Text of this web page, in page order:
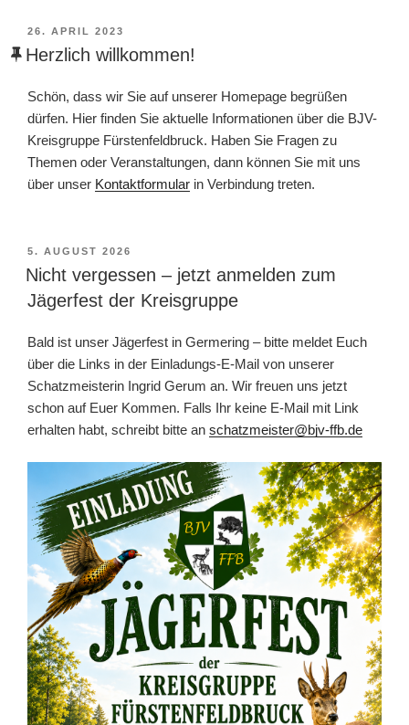
VERÖFFENTLICHT
AM
26. APRIL 2023
Herzlich willkommen!
Schön, dass wir Sie auf unserer Homepage begrüßen
dürfen. Hier finden Sie aktuelle Informationen über die BJV-
Kreisgruppe Fürstenfeldbruck. Haben Sie Fragen zu
Themen oder Veranstaltungen, dann können Sie mit uns
über unser Kontaktformular in Verbindung treten.
VERÖFFENTLICHT
AM
5. AUGUST 2026
Nicht vergessen – jetzt anmelden zum
Jägerfest der Kreisgruppe
Bald ist unser Jägerfest in Germering – bitte meldet Euch
über die Links in der Einladungs-E-Mail von unserer
Schatzmeisterin Ingrid Gerum an. Wir freuen uns jetzt
schon auf Euer Kommen. Falls Ihr keine E-Mail mit Link
erhalten habt, schreibt bitte an schatzmeister@bjv-ffb.de